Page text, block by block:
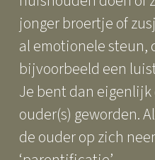
jonger broertje of
al emotionele steun,
bijvoorbeeld een
Je bent dan
ouder(s) geworden.
de ouder op zich